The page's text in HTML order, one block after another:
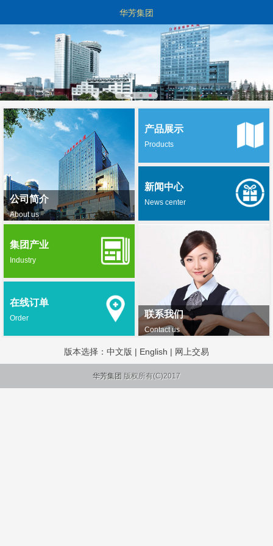
华芳集团
公司简介
About us
产品展示
Products
新闻中心
News center
联系我们
Contact us
集团产业
Industry
在线订单
Order
版本选择： 中文版 | English | 网上交易
华芳集团 版权所有(C)2017